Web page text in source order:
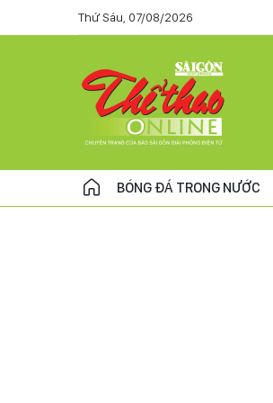
Thứ Sáu, 07/08/2026
BÓNG ĐÁ TRONG NƯỚC